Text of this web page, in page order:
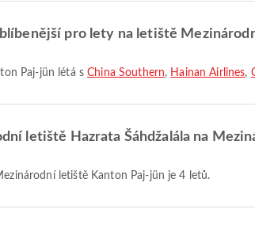
pro lety na letiště
Paj-jün létá sChina Southern, Hainan Airlines,
letiště Hazrata Šáhdžalála na
letiště Kanton Paj-jün je 4 letů.